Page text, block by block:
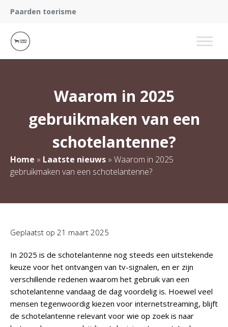
Paarden toerisme
Waarom in 2025
gebruikmaken van een
schotelantenne?
Home » Laatste nieuws » Waarom in 2025
gebruikmaken van een schotelantenne?
Geplaatst op 21 maart 2025
In 2025 is de schotelantenne nog steeds een uitstekende
keuze voor het ontvangen van tv-signalen, en er zijn
verschillende redenen waarom het gebruik van een
schotelantenne vandaag de dag voordelig is. Hoewel veel
mensen tegenwoordig kiezen voor internetstreaming, blijft
de schotelantenne relevant voor wie op zoek is naar